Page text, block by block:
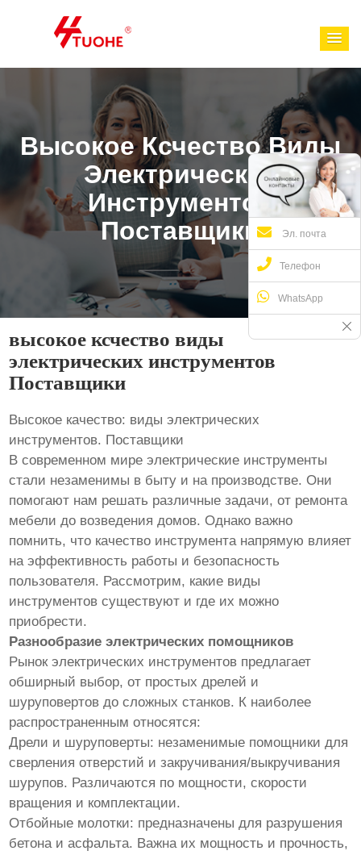
Высокое Ксчество Виды
Электрических
Инструментов
Поставщики
высокое ксчество виды
электрических инструментов
Поставщики
Высокое качество: виды электрических
инструментов. Поставщики
В современном мире электрические инструменты
стали незаменимы в быту и на производстве. Они
помогают нам решать различные задачи, от ремонта
мебели до возведения домов. Однако важно
помнить, что качество инструмента напрямую влияет
на эффективность работы и безопасность
пользователя. Рассмотрим, какие виды
инструментов существуют и где их можно
приобрести.
Разнообразие электрических помощников
Рынок электрических инструментов предлагает
обширный выбор, от простых дрелей и
шуруповертов до сложных станков. К наиболее
распространенным относятся:
Дрели и шуруповерты: незаменимые помощники для
сверления отверстий и закручивания/выкручивания
шурупов. Различаются по мощности, скорости
вращения и комплектации.
Отбойные молотки: предназначены для разрушения
бетона и асфальта. Важна их мощность и прочность,
Эл. почта
Телефон
WhatsApp